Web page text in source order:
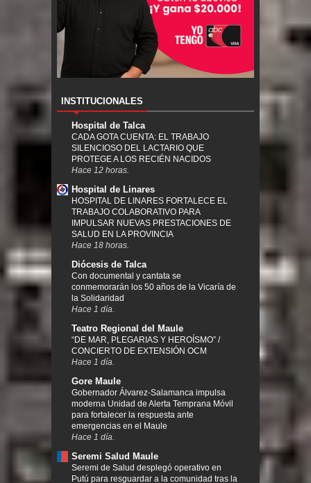
INSTITUCIONALES
Hospital de Talca
CADA GOTA CUENTA: EL TRABAJO
SILENCIOSO DEL LACTARIO QUE
PROTEGE A LOS RECIÉN NACIDOS
Hace 12 horas.
Hospital de Linares
HOSPITAL DE LINARES FORTALECE EL
TRABAJO COLABORATIVO PARA
IMPULSAR NUEVAS PRESTACIONES DE
SALUD EN LA PROVINCIA
Hace 18 horas.
Diócesis de Talca
Con documental y cantata se
conmemorarán los 50 años de la Vicaría de
la Solidaridad
Hace 1 día.
Teatro Regional del Maule
“DE MAR, PLEGARIAS Y HEROÍSMO” /
CONCIERTO DE EXTENSIÓN OCM
Hace 1 día.
Gore Maule
Gobernador Álvarez-Salamanca impulsa
moderna Unidad de Alerta Temprana Móvil
para fortalecer la respuesta ante
emergencias en el Maule
Hace 1 día.
Seremi Salud Maule
Seremi de Salud desplegó operativo en
Putú para resguardar a la comunidad tras la